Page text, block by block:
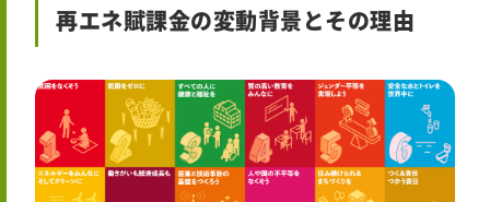
再エネ賦課金の変動背景とその理由